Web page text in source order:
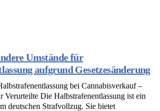
Umstände für
aufgrund Gesetzesänderung
bei Cannabisverkauf –
Verurteilte Die Halbstrafenentlassung ist ein
deutschen Strafvollzug. Sie bietet